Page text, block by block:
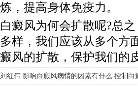
，提高身体免疫力。
风为何会扩散呢?总之
样，我们应该从多个方
风的扩散，保护我们的
刘红伟 影响白癜风病情的因素有什么 控制白